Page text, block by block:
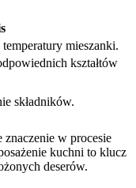
mieszanki.
kształtów
składników.
w procesie
kuchni to klucz
deserów.